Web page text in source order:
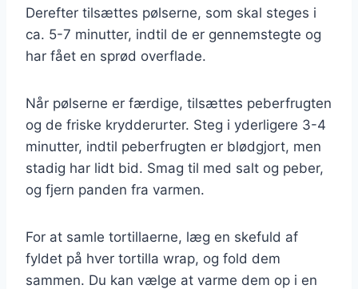
Derefter tilsættes pølserne, som skal steges i
ca. 5-7 minutter, indtil de er gennemstegte og
har fået en sprød overflade.
Når pølserne er færdige, tilsættes peberfrugten
og de friske krydderurter. Steg i yderligere 3-4
minutter, indtil peberfrugten er blødgjort, men
stadig har lidt bid. Smag til med salt og peber,
og fjern panden fra varmen.
For at samle tortillaerne, læg en skefuld af
fyldet på hver tortilla wrap, og fold dem
sammen. Du kan vælge at varme dem op i en